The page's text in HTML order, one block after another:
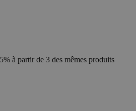
à partir de 3 des mêmes produits